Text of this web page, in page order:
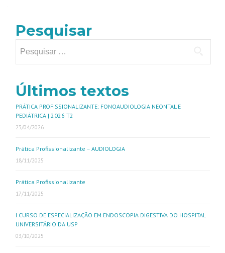
Pesquisar
Últimos textos
PRÁTICA PROFISSIONALIZANTE: FONOAUDIOLOGIA NEONTAL E
PEDIÁTRICA | 2026 T2
23/04/2026
Prática Profissionalizante – AUDIOLOGIA
18/11/2025
Prática Profissionalizante
17/11/2025
I CURSO DE ESPECIALIZAÇÃO EM ENDOSCOPIA DIGESTIVA DO HOSPITAL
UNIVERSITÁRIO DA USP
03/10/2025